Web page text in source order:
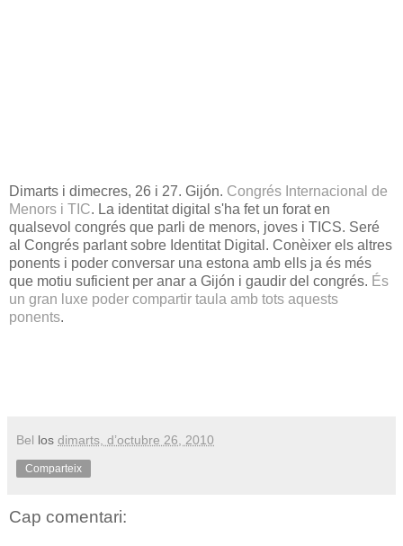
Dimarts i dimecres, 26 i 27. Gijón. Congrés Internacional de
Menors i TIC. La identitat digital s'ha fet un forat en
qualsevol congrés que parli de menors, joves i TICS. Seré
al Congrés parlant sobre Identitat Digital. Conèixer els altres
ponents i poder conversar una estona amb ells ja és més
que motiu suficient per anar a Gijón i gaudir del congrés. És
un gran luxe poder compartir taula amb tots aquests
ponents.
Bel los dimarts, d’octubre 26, 2010
Comparteix
Cap comentari: